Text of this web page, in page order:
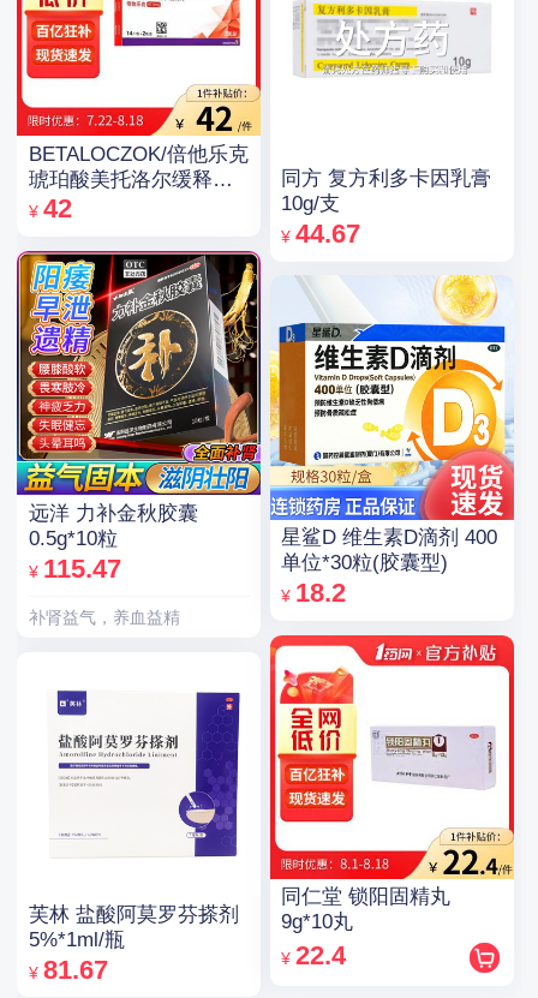
BETALOCZOK/倍他乐克
琥珀酸美托洛尔缓释片
47.5mg*14片*2板
¥ 42
远洋 力补金秋胶囊
0.5g*10粒
¥ 115.47
补肾益气，养血益精
芙林 盐酸阿莫罗芬搽剂
5%*1ml/瓶
¥ 81.67
同方 复方利多卡因乳膏
10g/支
¥ 44.67
星鲨D 维生素D滴剂 400
单位*30粒(胶囊型)
¥ 18.2
同仁堂 锁阳固精丸
9g*10丸
¥ 22.4